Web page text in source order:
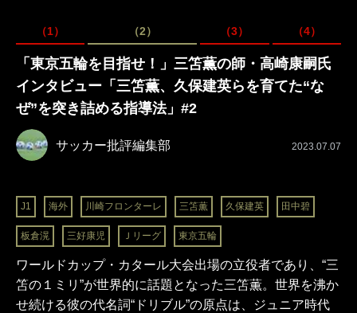
（1） （2） （3） （4）
「東京五輪を目指せ！」三笘薫の師・高崎康嗣氏
インタビュー「三笘薫、久保建英らを育てた“な
ぜ”を突き詰める指導法」#2
サッカー批評編集部 2023.07.07
J1 海外 川崎フロンターレ 三笘薫 久保建英 田中碧
板倉滉 三好康児 Ｊリーグ 東京五輪
ワールドカップ・カタール大会出場の立役者であり、“三
笘の１ミリ”が世界的に話題となった三笘薫。世界を沸か
せ続ける彼の代名詞“ドリブル”の原点は、ジュニア時代